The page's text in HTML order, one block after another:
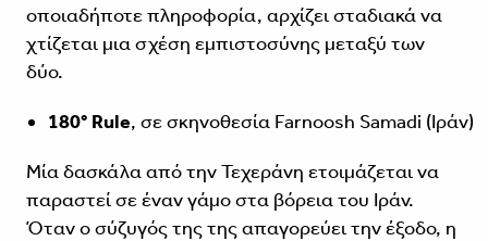
οποιαδήποτε πληροφορία, αρχίζει σταδιακά να
χτίζεται μια σχέση εμπιστοσύνης μεταξύ των
δύο.
180° Rule, σε σκηνοθεσία Farnoosh Samadi (Ιράν)
Μία δασκάλα από την Τεχεράνη ετοιμάζεται να
παραστεί σε έναν γάμο στα βόρεια του Ιράν.
Όταν ο σύζυγός της της απαγορεύει την έξοδο, η